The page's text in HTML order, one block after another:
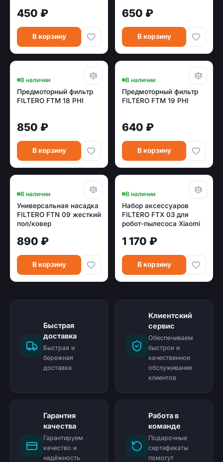
450 ₽
В корзину
650 ₽
В корзину
В наличии
Предмоторный фильтр
FILTERO FTM 18 PHI
850 ₽
В корзину
В наличии
Предмоторный фильтр
FILTERO FTM 19 PHI
640 ₽
В корзину
В наличии
Универсальная насадка
FILTERO FTN 09 жесткий
пол/ковер
890 ₽
В корзину
В наличии
Набор аксессуаров
FILTERO FTX 03 для
робот-пылесоса Xiaomi
1 170 ₽
В корзину
Быстрая
доставка
Быстрая и
бережная
доставка
Клиентский
сервис
Обеспечиваем
быстрое и
качественное
обслуживание
клиентов
Гарантия
качества
Гарантируем
качество и
надёжность
Работа в
команде
Подарочные
сертификаты
помогут